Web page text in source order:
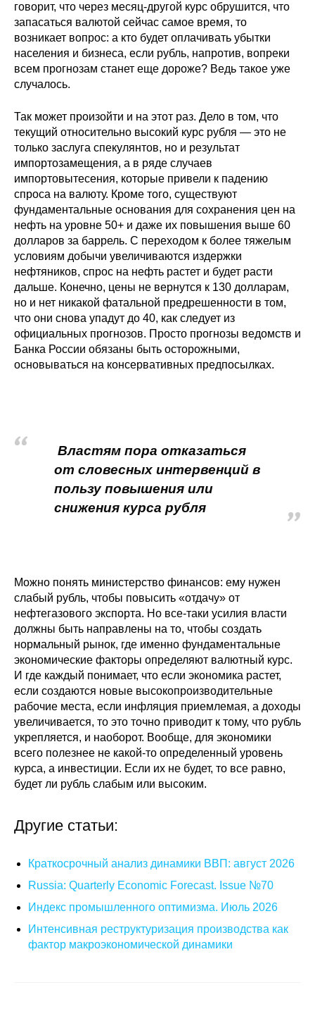
Диссертационный совет
О совете
Материалы
Контакты
говорит, что через месяц-другой курс обрушится, что
запасаться валютой сейчас самое время, то
возникает вопрос: а кто будет оплачивать убытки
населения и бизнеса, если рубль, напротив, вопреки
всем прогнозам станет еще дороже? Ведь такое уже
случалось.
Так может произойти и на этот раз. Дело в том, что
текущий относительно высокий курс рубля — это не
только заслуга спекулянтов, но и результат
импортозамещения, а в ряде случаев
импортовытесения, которые привели к падению
спроса на валюту. Кроме того, существуют
фундаментальные основания для сохранения цен на
нефть на уровне 50+ и даже их повышения выше 60
долларов за баррель. С переходом к более тяжелым
условиям добычи увеличиваются издержки
нефтяников, спрос на нефть растет и будет расти
дальше. Конечно, цены не вернутся к 130 долларам,
но и нет никакой фатальной предрешенности в том,
что они снова упадут до 40, как следует из
официальных прогнозов. Просто прогнозы ведомств и
Банка России обязаны быть осторожными,
основываться на консервативных предпосылках.
Властям пора отказаться
от словесных интервенций в
пользу повышения или
снижения курса рубля
Можно понять министерство финансов: ему нужен
слабый рубль, чтобы повысить «отдачу» от
нефтегазового экспорта. Но все-таки усилия власти
должны быть направлены на то, чтобы создать
нормальный рынок, где именно фундаментальные
экономические факторы определяют валютный курс.
И где каждый понимает, что если экономика растет,
если создаются новые высокопроизводительные
рабочие места, если инфляция приемлемая, а доходы
увеличивается, то это точно приводит к тому, что рубль
укрепляется, и наоборот. Вообще, для экономики
всего полезнее не какой-то определенный уровень
курса, а инвестиции. Если их не будет, то все равно,
будет ли рубль слабым или высоким.
Другие статьи:
Краткосрочный анализ динамики ВВП: август 2026
Russia: Quarterly Economic Forecast. Issue №70
Индекс промышленного оптимизма. Июль 2026
Интенсивная реструктуризация производства как
фактор макроэкономической динамики